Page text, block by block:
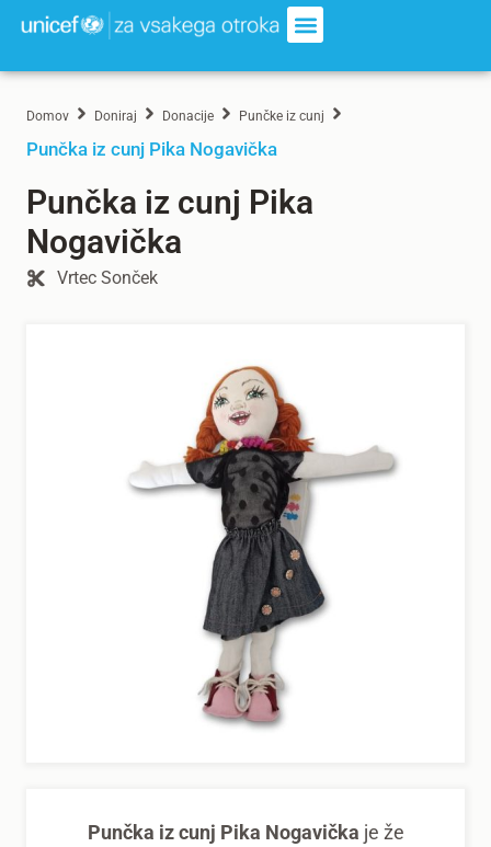
Domov Doniraj Donacije Punčke iz cunj
Punčka iz cunj Pika Nogavička
Punčka iz cunj Pika
Nogavička
Vrtec Sonček
Punčka iz cunj Pika Nogavička je že